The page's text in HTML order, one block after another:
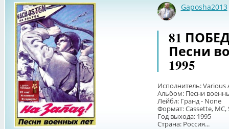
Gaposha2013
81
Песни
1995
Исполнитель: Various
Альбом: Песни
Лейбл: Гранд - None
Формат: Cassette,
Год выхода: 1995
Страна: Россия...